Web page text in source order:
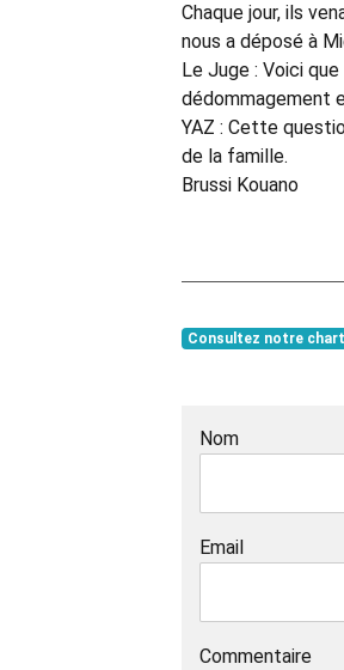
Chaque jour, ils
nous a déposé à
Le Juge : Voici
dédommagement
YAZ : Cette
de la famille.
Brussi Kouano
Consultez notre
Nom
Email
Commentaire